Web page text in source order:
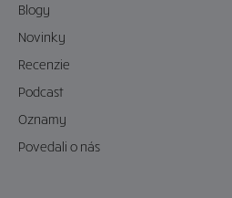
Blogy
Novinky
Recenzie
Podcast
Oznamy
Povedali o nás